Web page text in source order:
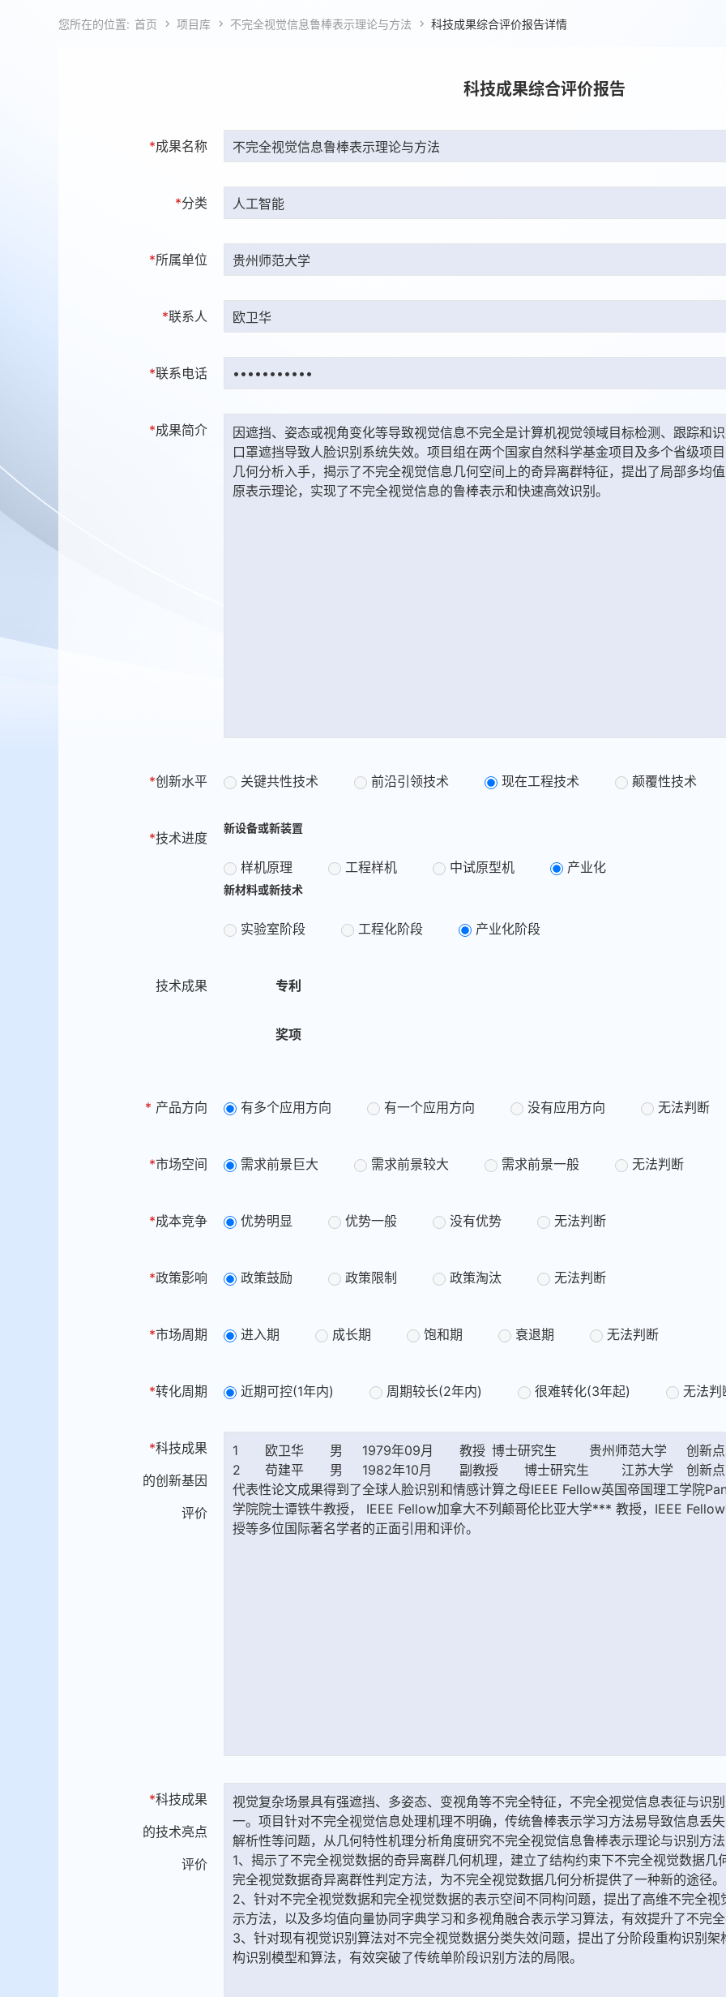
您所在的位置: 首页  项目库  不完全视觉信息鲁棒表示理论与方法  科技成果综合评价报告详情
科技成果综合评价报告
*成果名称
*分类
*所属单位
*联系人
*联系电话
*成果简介
*创新水平 关键共性技术 前沿引领技术 现在工程技术 颠覆性技术
*技术进度
新设备或新装置
样机原理 工程样机 中试原型机 产业化
新材料或新技术
实验室阶段 工程化阶段 产业化阶段
技术成果 专利
奖项
* 产品方向 有多个应用方向 有一个应用方向 没有应用方向 无法判断
*市场空间 需求前景巨大 需求前景较大 需求前景一般 无法判断
*成本竞争 优势明显 优势一般 没有优势 无法判断
*政策影响 政策鼓励 政策限制 政策淘汰 无法判断
*市场周期 进入期 成长期 饱和期 衰退期 无法判断
*转化周期 近期可控(1年内) 周期较长(2年内) 很难转化(3年起) 无法判
*科技成果
的创新基因
评价
*科技成果
的技术亮点
评价